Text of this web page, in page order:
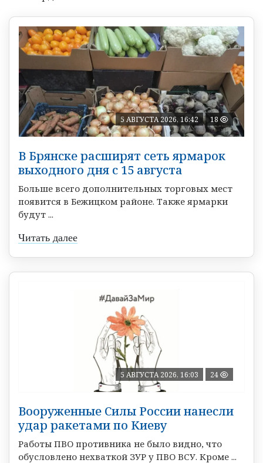
5 АВГУСТА 2026, 16:42 18
В Брянске расширят сеть ярмарок
выходного дня с 15 августа
Больше всего дополнительных торговых мест
появится в Бежицком районе. Также ярмарки
будут ...
Читать далее
5 АВГУСТА 2026, 16:03 24
Вооруженные Силы России нанесли
удар ракетами по Киеву
Работы ПВО противника не было видно, что
обусловлено нехваткой ЗУР у ПВО ВСУ. Кроме ...